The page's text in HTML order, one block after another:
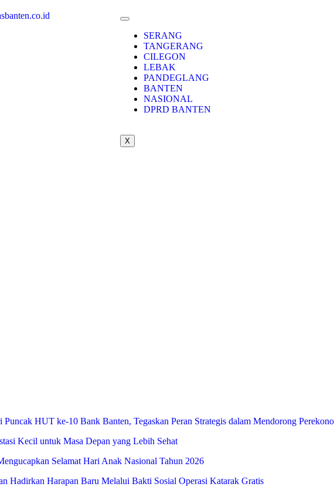
SERANG
TANGERANG
CILEGON
LEBAK
PANDEGLANG
BANTEN
NASIONAL
DPRD BANTEN
X
HUT ke-10 Bank Banten, Tegaskan Peran Strategis dalam Mendorong
Kecil untuk Masa Depan yang Lebih Sehat
Selamat Hari Anak Nasional Tahun 2026
Hadirkan Harapan Baru Melalui Bakti Sosial Operasi Katarak Gratis